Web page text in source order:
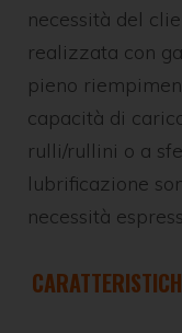
necessità del
realizzata con
pieno
capacità di
rulli/rullini o a
lubrificazione
necessità